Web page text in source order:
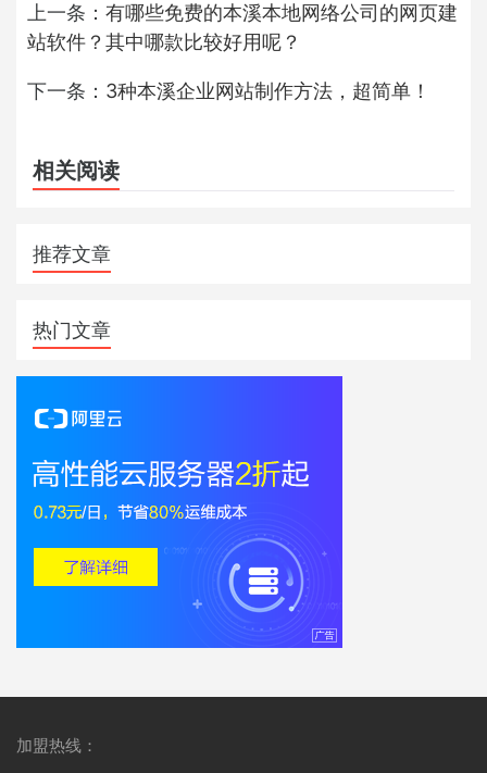
上一条： 有哪些免费的本溪本地网络公司的网页建
站软件？其中哪款比较好用呢？
下一条： 3种本溪企业网站制作方法，超简单！
相关阅读
推荐文章
热门文章
加盟热线：